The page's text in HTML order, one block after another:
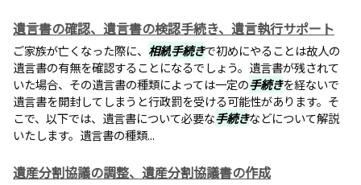
遺言書の確認、遺言書の検認手続き、遺言執行サポート
ご家族が亡くなった際に、 相続手続きで初めにやることは故人の
遺言書の有無を確認することになるでしょう。遺言書が残されて
いた場合、その遺言書の種類によっては一定の手続きを経ないで
遺言書を開封してしまうと行政罰を受ける可能性があります。そ
こで、以下では、遺言書について必要な手続きなどについて解説
いたします。遺言書の種類...
遺産分割協議の調整、遺産分割協議書の作成